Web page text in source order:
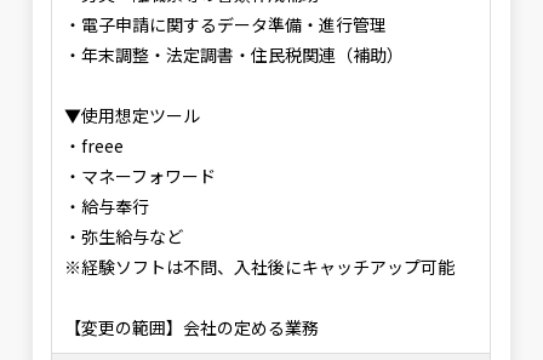
・電子申請に関するデータ準備・進行管理
・年末調整・法定調書・住民税関連（補助）
▼使用想定ツール
・freee
・マネーフォワード
・給与奉行
・弥生給与など
※経験ソフトは不問、入社後にキャッチアップ可能
【変更の範囲】会社の定める業務